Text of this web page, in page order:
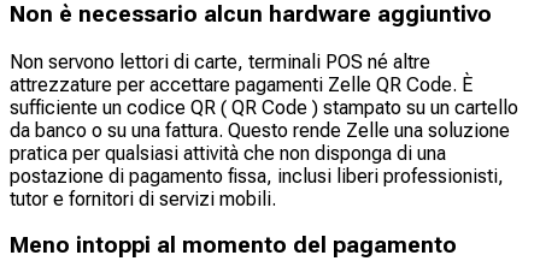
Non è necessario alcun hardware aggiuntivo
Non servono lettori di carte, terminali POS né altre
attrezzature per accettare pagamenti Zelle QR Code. È
sufficiente un codice QR ( QR Code ) stampato su un cartello
da banco o su una fattura. Questo rende Zelle una soluzione
pratica per qualsiasi attività che non disponga di una
postazione di pagamento fissa, inclusi liberi professionisti,
tutor e fornitori di servizi mobili.
Meno intoppi al momento del pagamento